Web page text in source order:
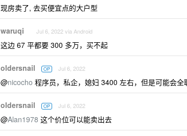
现房卖了, 去买便宜点的大户型
waruqi Jul 6, 2022 via Android
这边 67 平都要 300 多万，买不起
oldersnail OP Jul 6, 2022
@nicocho 程序员，私企，媳妇 3400 左右，但是可能会全
oldersnail OP Jul 6, 2022
@Alan1978 这个价位可以能卖出去